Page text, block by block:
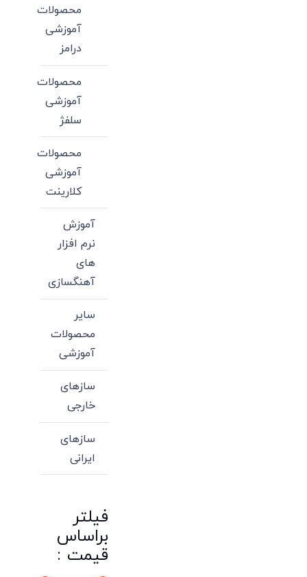
محصولات
آموزشی
درامز
محصولات
آموزشی
سلفژ
محصولات
آموزشی
کلارینت
آموزش
نرم افزار
های
آهنگسازی
سایر
محصولات
آموزشی
سازهای
خارجی
سازهای
ایرانی
فیلتر
براساس
قیمت :